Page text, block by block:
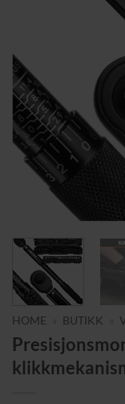
HOME BUTIKK